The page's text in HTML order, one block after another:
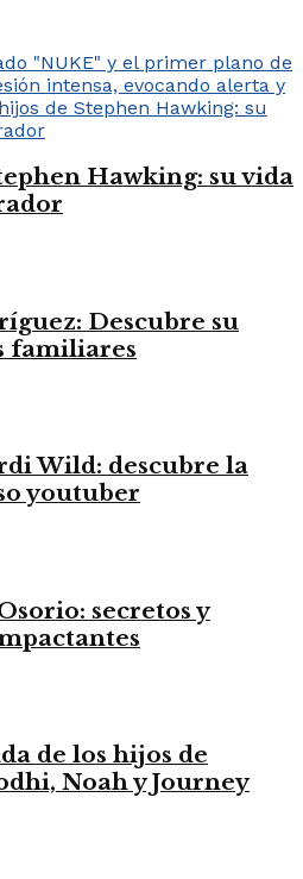
Hawking: su vida
Descubre su
familiares
Wild: descubre la
youtuber
secretos y
de los hijos de
Noah y Journey